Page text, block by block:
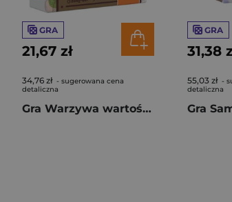
GRA
21,67 zł
34,76 zł - sugerowana cena
detaliczna
Gra Warzywa wartościowe
GRA
31,38
55,03 zł -
detaliczna